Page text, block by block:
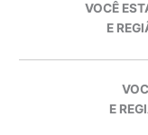
VOCÊ
E
E